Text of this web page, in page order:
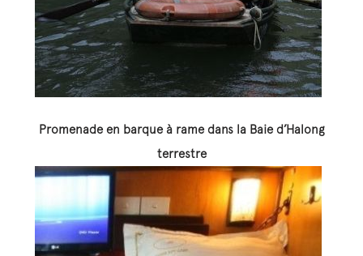
Promenade en barque à rame dans la Baie d’Halong
terrestre